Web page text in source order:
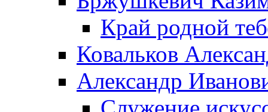
Край родной
Ковальков
Александр